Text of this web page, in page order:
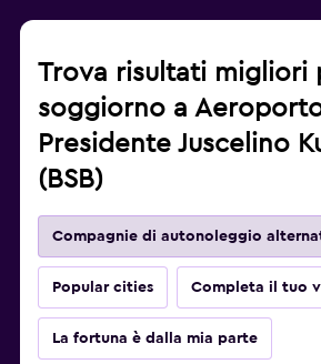
Trova risultati migliori
soggiorno a
Presidente Juscelino
(BSB)
Compagnie di autonoleggio
Popular cities Completa il tuo
La fortuna è dalla mia parte